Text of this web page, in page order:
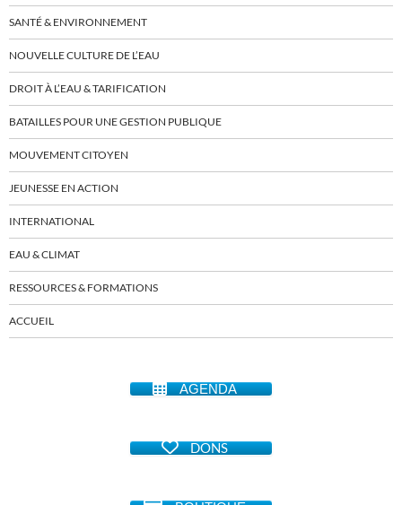
SANTÉ & ENVIRONNEMENT
NOUVELLE CULTURE DE L’EAU
DROIT À L’EAU & TARIFICATION
BATAILLES POUR UNE GESTION PUBLIQUE
MOUVEMENT CITOYEN
JEUNESSE EN ACTION
INTERNATIONAL
EAU & CLIMAT
RESSOURCES & FORMATIONS
ACCUEIL
AGENDA
DONS